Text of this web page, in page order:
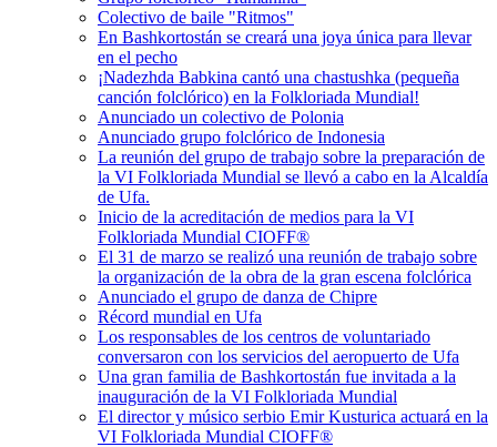
Colectivo de baile "Ritmos"
En Bashkortostán se creará una joya única para llevar
en el pecho
¡Nadezhda Babkina cantó una chastushka (pequeña
canción folclórico) en la Folkloriada Mundial!
Anunciado un colectivo de Polonia
Anunciado grupo folclórico de Indonesia
La reunión del grupo de trabajo sobre la preparación de
la VI Folkloriada Mundial se llevó a cabo en la Alcaldía
de Ufa.
Inicio de la acreditación de medios para la VI
Folkloriada Mundial CIOFF®
El 31 de marzo se realizó una reunión de trabajo sobre
la organización de la obra de la gran escena folclórica
Anunciado el grupo de danza de Chipre
Récord mundial en Ufa
Los responsables de los centros de voluntariado
conversaron con los servicios del aeropuerto de Ufa
Una gran familia de Bashkortostán fue invitada a la
inauguración de la VI Folkloriada Mundial
El director y músico serbio Emir Kusturica actuará en la
VI Folkloriada Mundial CIOFF®